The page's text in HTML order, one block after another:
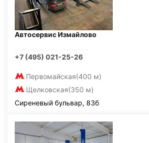
Автосервис Измайлово
+7 (495) 021-25-26
Первомайская(400 м)
Щелковская(350 м)
Сиреневый бульвар, 83б